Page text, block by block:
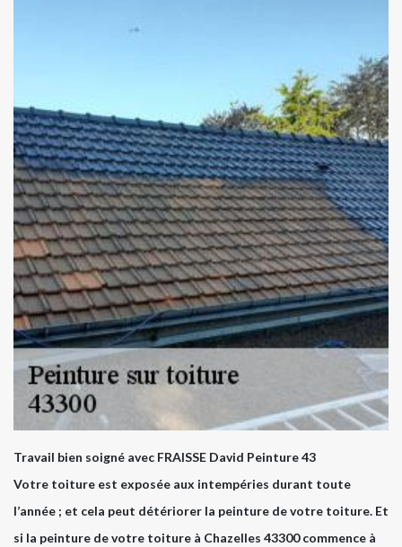
Travail bien soigné avec FRAISSE David Peinture 43
Votre toiture est exposée aux intempéries durant toute
l’année ; et cela peut détériorer la peinture de votre toiture. Et
si la peinture de votre toiture à Chazelles 43300 commence à